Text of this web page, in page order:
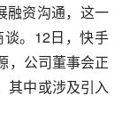
融资沟通，这一
。12日，快手
，公司董事会正
其中或涉及引入